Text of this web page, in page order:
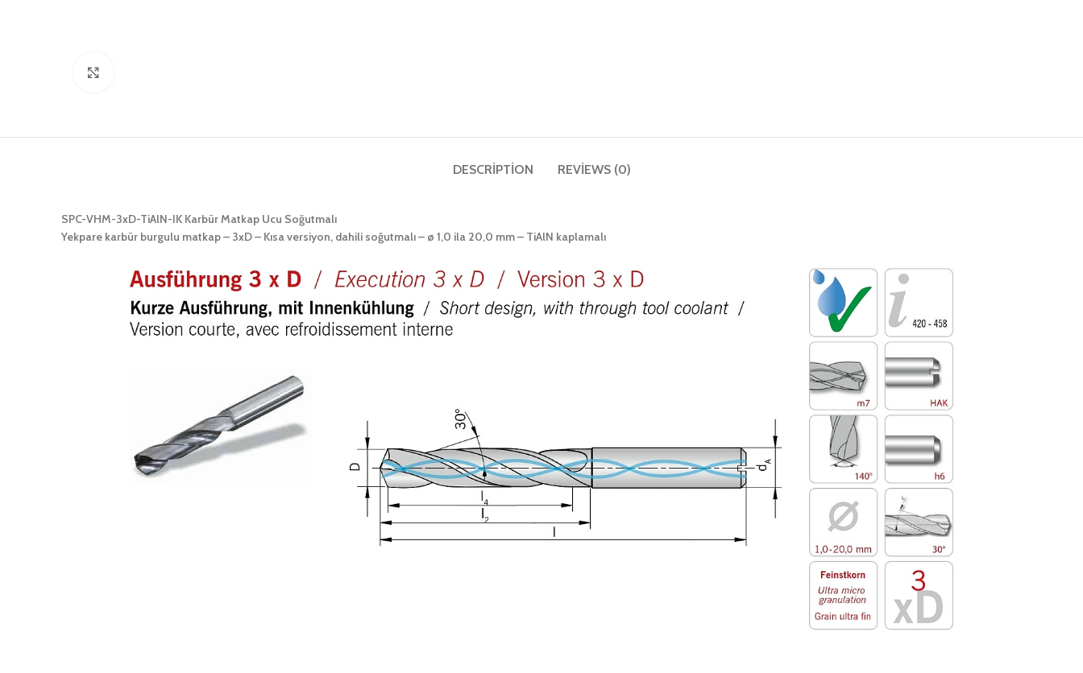
DESCRIPTION REVIEWS (0)
SPC-VHM-3xD-TiAlN-IK Karbür Matkap Ucu Soğutmalı
Yekpare karbür burgulu matkap – 3xD – Kısa versiyon, dahili soğutmalı – ø 1,0 ila 20,0 mm – TiAlN kaplamalı